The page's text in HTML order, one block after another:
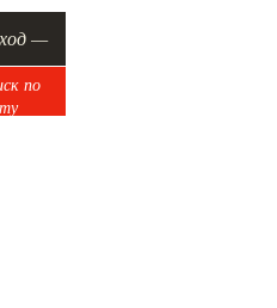
—
по